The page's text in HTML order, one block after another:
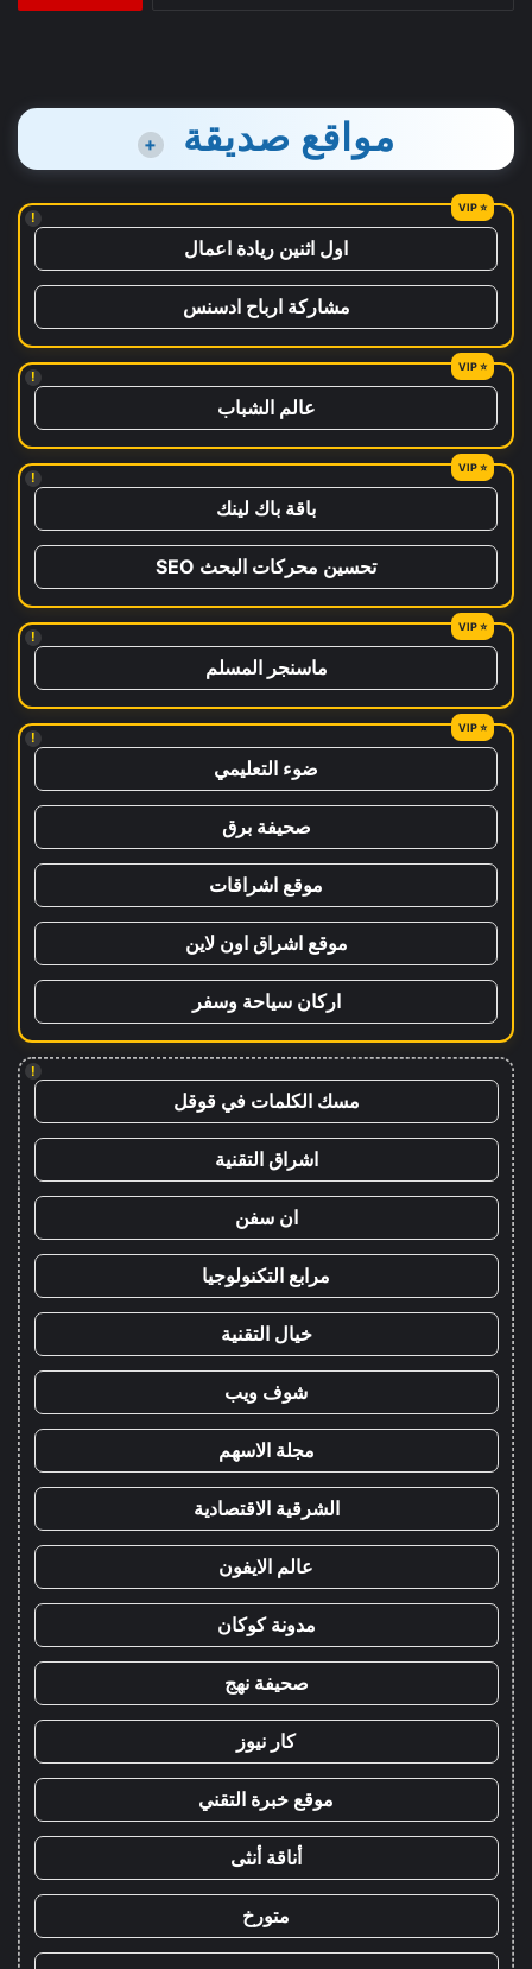
مواقع صديقة +
!
اول اثنين ريادة اعمال
مشاركة ارباح ادسنس
!
عالم الشباب
!
باقة باك لينك
تحسين محركات البحث SEO
!
ماسنجر المسلم
!
ضوء التعليمي
صحيفة برق
موقع اشراقات
موقع اشراق اون لاين
اركان سياحة وسفر
!
مسك الكلمات في قوقل
اشراق التقنية
ان سفن
مرابع التكنولوجيا
خيال التقنية
شوف ويب
مجلة الاسهم
الشرقية الاقتصادية
عالم الايفون
مدونة كوكان
صحيفة نهج
كار نيوز
موقع خبرة التقني
أناقة أنثى
متورخ